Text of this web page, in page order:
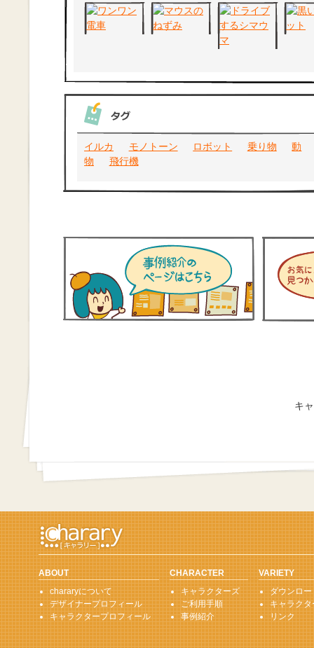
イルカ モノトーン ロボット 乗り物
動
物
飛行機
キ
ABOUT
chararyについて
デザイナープロフィール
キャラクタープロフィール
CHARACTER
キャラクターズ
ご利用手順
事例紹介
VARIETY
ダウンロ
キャラク
リンク